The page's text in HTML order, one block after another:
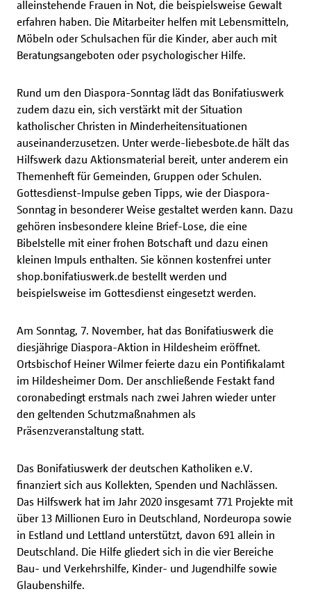
alleinstehende Frauen in Not, die beispielsweise Gewalt
erfahren haben. Die Mitarbeiter helfen mit Lebensmitteln,
Möbeln oder Schulsachen für die Kinder, aber auch mit
Beratungsangeboten oder psychologischer Hilfe.
Rund um den Diaspora-Sonntag lädt das Bonifatiuswerk
zudem dazu ein, sich verstärkt mit der Situation
katholischer Christen in Minderheitensituationen
auseinanderzusetzen. Unter werde-liebesbote.de hält das
Hilfswerk dazu Aktionsmaterial bereit, unter anderem ein
Themenheft für Gemeinden, Gruppen oder Schulen.
Gottesdienst-Impulse geben Tipps, wie der Diaspora-
Sonntag in besonderer Weise gestaltet werden kann. Dazu
gehören insbesondere kleine Brief-Lose, die eine
Bibelstelle mit einer frohen Botschaft und dazu einen
kleinen Impuls enthalten. Sie können kostenfrei unter
shop.bonifatiuswerk.de bestellt werden und
beispielsweise im Gottesdienst eingesetzt werden.
Am Sonntag, 7. November, hat das Bonifatiuswerk die
diesjährige Diaspora-Aktion in Hildesheim eröffnet.
Ortsbischof Heiner Wilmer feierte dazu ein Pontifikalamt
im Hildesheimer Dom. Der anschließende Festakt fand
coronabedingt erstmals nach zwei Jahren wieder unter
den geltenden Schutzmaßnahmen als
Präsenzveranstaltung statt.
Das Bonifatiuswerk der deutschen Katholiken e.V.
finanziert sich aus Kollekten, Spenden und Nachlässen.
Das Hilfswerk hat im Jahr 2020 insgesamt 771 Projekte mit
über 13 Millionen Euro in Deutschland, Nordeuropa sowie
in Estland und Lettland unterstützt, davon 691 allein in
Deutschland. Die Hilfe gliedert sich in die vier Bereiche
Bau- und Verkehrshilfe, Kinder- und Jugendhilfe sowie
Glaubenshilfe.